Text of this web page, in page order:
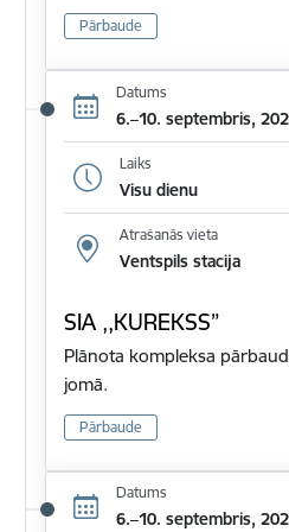
Pārbaude
Datums
6.–10. septembris,
Laiks
Visu dienu
Atrašanās vieta
Ventspils stacija
SIA ,,KUREKSS”
Plānota kompleksa
jomā.
Pārbaude
Datums
6.–10. septembris,